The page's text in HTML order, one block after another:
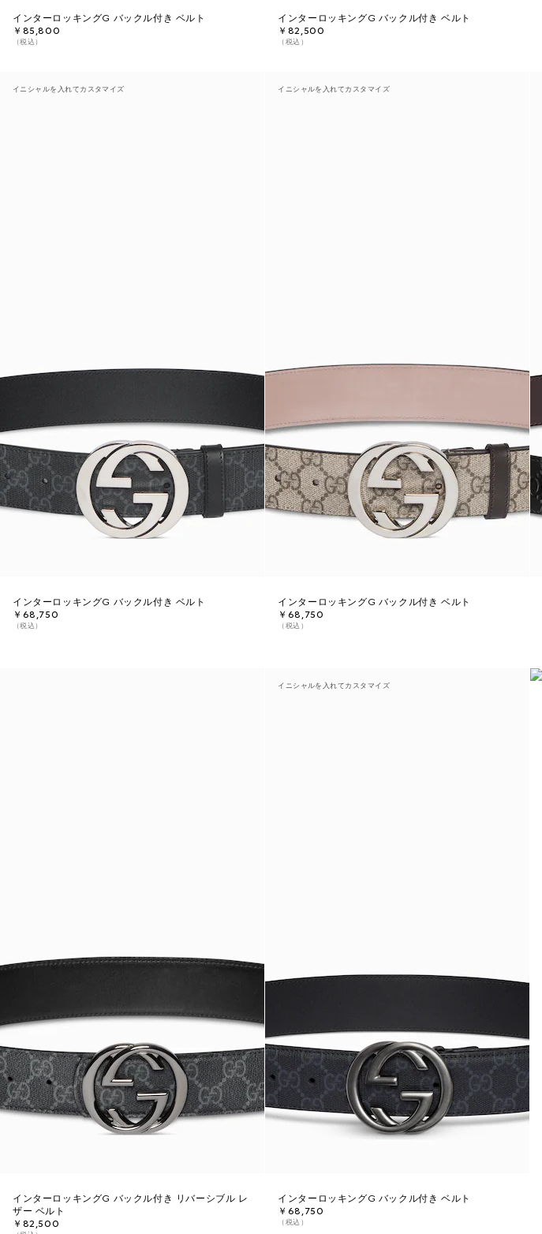
インターロッキングG バックル付き ベルト
￥85,800
（税込）
インターロッキングG バックル付き ベルト
￥82,500
（税込）
イニシャルを入れてカスタマイズ
インターロッキングG バックル付き ベルト
￥68,750
（税込）
イニシャルを入れてカスタマイズ
インターロッキングG バックル付き ベルト
￥68,750
（税込）
インターロッキングG バックル付き リバーシブル レ
ザー ベルト
￥82,500
イニシャルを入れてカスタマイズ
インターロッキングG バックル付き ベルト
￥68,750
（税込）